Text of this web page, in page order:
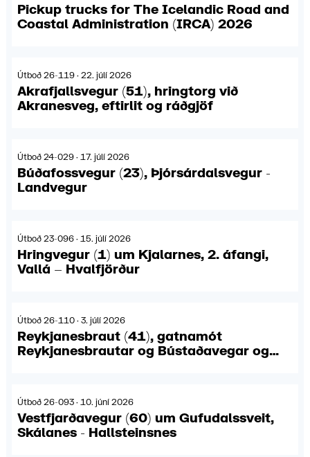
Pickup trucks for The Icelandic Road and
Coastal Administration (IRCA) 2026
Útboð 26-119 · 22. júlí 2026
Akrafjallsvegur (51), hringtorg við
Akranesveg, eftirlit og ráðgjöf
Útboð 24-029 · 17. júlí 2026
Búðafossvegur (23), Þjórsárdalsvegur -
Landvegur
Útboð 23-096 · 15. júlí 2026
Hringvegur (1) um Kjalarnes, 2. áfangi,
Vallá – Hvalfjörður
Útboð 26-110 · 3. júlí 2026
Reykjanesbraut (41), gatnamót
Reykjanesbrautar og Bústaðavegar og
Útboð 26-093 · 10. júní 2026
Vestfjarðavegur (60) um Gufudalssveit,
Skálanes - Hallsteinsnes